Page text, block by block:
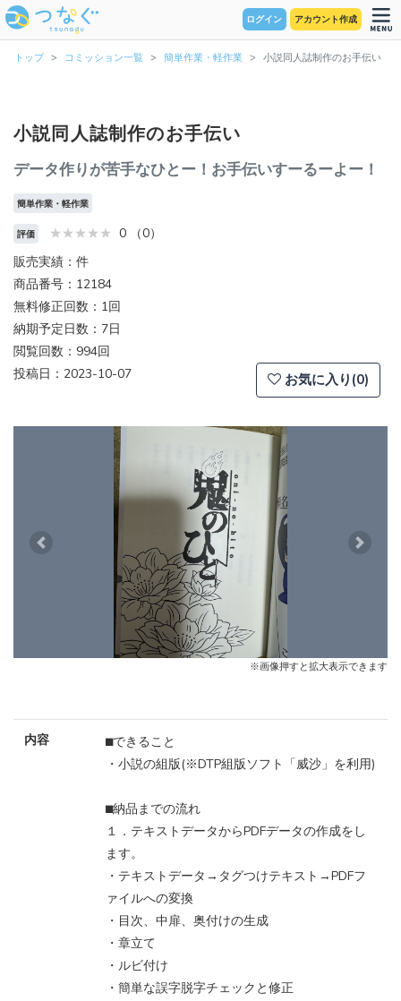
ログイン アカウント作成
トップ コミッション一覧 簡単作業・軽作業 小説同人誌制作のお手伝い
小説同人誌制作のお手伝い
データ作りが苦手なひとー！お手伝いすーるーよー！
簡単作業・軽作業
評価
0 （0）
販売実績：件
商品番号：12184
無料修正回数：1回
納期予定日数：7日
閲覧回数：994回
投稿日：2023-10-07
お気に入り(0)
Previous Next
※画像押すと拡大表示できます
内容
⬛︎できること
・小説の組版(※DTP組版ソフト「威沙」を利用)
⬛︎納品までの流れ
１．テキストデータからPDFデータの作成をし
ます。
・テキストデータ→タグつけテキスト→PDFフ
ァイルへの変換
・目次、中扉、奥付けの生成
・章立て
・ルビ付け
・簡単な誤字脱字チェックと修正